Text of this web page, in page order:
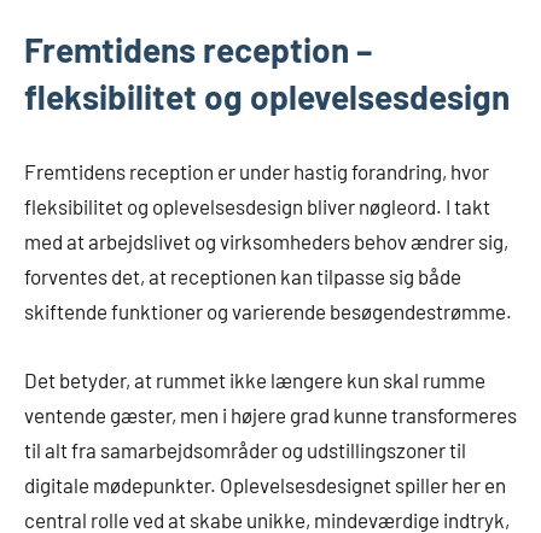
Fremtidens reception –
fleksibilitet og oplevelsesdesign
Fremtidens reception er under hastig forandring, hvor
fleksibilitet og oplevelsesdesign bliver nøgleord. I takt
med at arbejdslivet og virksomheders behov ændrer sig,
forventes det, at receptionen kan tilpasse sig både
skiftende funktioner og varierende besøgendestrømme.
Det betyder, at rummet ikke længere kun skal rumme
ventende gæster, men i højere grad kunne transformeres
til alt fra samarbejdsområder og udstillingszoner til
digitale mødepunkter. Oplevelsesdesignet spiller her en
central rolle ved at skabe unikke, mindeværdige indtryk,